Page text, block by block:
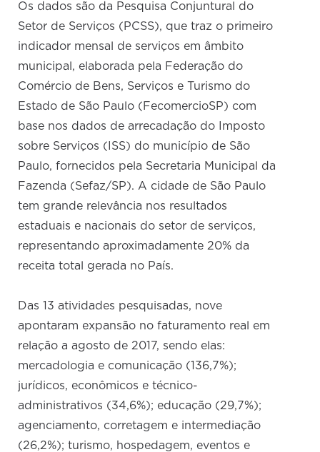
Os dados são da Pesquisa Conjuntural do
Setor de Serviços (PCSS), que traz o primeiro
indicador mensal de serviços em âmbito
municipal, elaborada pela Federação do
Comércio de Bens, Serviços e Turismo do
Estado de São Paulo (FecomercioSP) com
base nos dados de arrecadação do Imposto
sobre Serviços (ISS) do município de São
Paulo, fornecidos pela Secretaria Municipal da
Fazenda (Sefaz/SP). A cidade de São Paulo
tem grande relevância nos resultados
estaduais e nacionais do setor de serviços,
representando aproximadamente 20% da
receita total gerada no País.
Das 13 atividades pesquisadas, nove
apontaram expansão no faturamento real em
relação a agosto de 2017, sendo elas:
mercadologia e comunicação (136,7%);
jurídicos, econômicos e técnico-
administrativos (34,6%); educação (29,7%);
agenciamento, corretagem e intermediação
(26,2%); turismo, hospedagem, eventos e